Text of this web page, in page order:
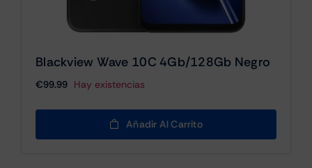
Blackview Wave 10C 4Gb/128Gb Negro
€99.99 Hay existencias
Añadir Al Carrito